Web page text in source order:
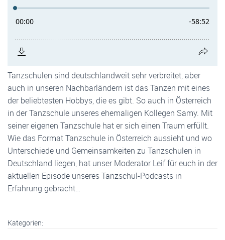
Tanzschulen sind deutschlandweit sehr verbreitet, aber
auch in unseren Nachbarländern ist das Tanzen mit eines
der beliebtesten Hobbys, die es gibt. So auch in Österreich
in der Tanzschule unseres ehemaligen Kollegen Samy. Mit
seiner eigenen Tanzschule hat er sich einen Traum erfüllt.
Wie das Format Tanzschule in Österreich aussieht und wo
Unterschiede und Gemeinsamkeiten zu Tanzschulen in
Deutschland liegen, hat unser Moderator Leif für euch in der
aktuellen Episode unseres Tanzschul-Podcasts in
Erfahrung gebracht…
Kategorien: